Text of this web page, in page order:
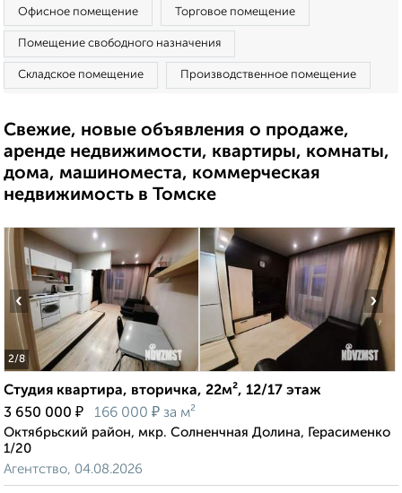
Офисное помещение Торговое помещение
Помещение свободного назначения
Складское помещение Производственное помещение
Свежие, новые объявления о продаже,
аренде недвижимости, квартиры, комнаты,
дома, машиноместа, коммерческая
недвижимость в Томске
2/8
‹ ›
Студия квартира, вторичка, 22м², 12/17 этаж
3 650 000 ₽ 166 000 ₽ за м²
Октябрьский район, мкр. Солненчная Долина, Герасименко
1/20
Агентство, 04.08.2026